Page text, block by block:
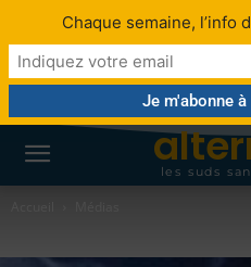
les suds
Chaque semaine, l’info